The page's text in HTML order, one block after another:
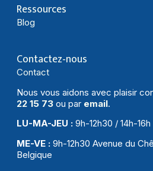
Ressources
Blog
Contactez-nous
Contact
Nous vous aidons avec plaisir
22 15 73 ou par email.
LU-MA-JEU : 9h-12h30 / 14h-16h
ME-VE : 9h-12h30 Avenue du
Belgique